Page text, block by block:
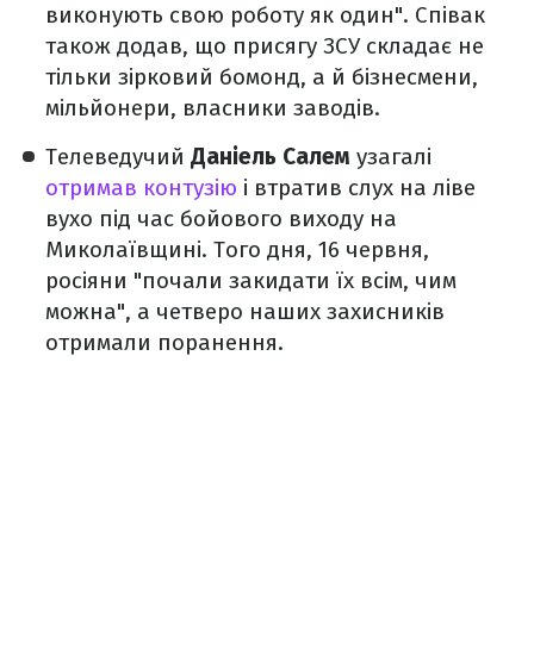
виконують свою роботу як один". Співак
також додав, що присягу ЗСУ складає не
тільки зірковий бомонд, а й бізнесмени,
мільйонери, власники заводів.
Телеведучий Даніель Салем узагалі
отримав контузію і втратив слух на ліве
вухо під час бойового виходу на
Миколаївщині. Того дня, 16 червня,
росіяни "почали закидати їх всім, чим
можна", а четверо наших захисників
отримали поранення.